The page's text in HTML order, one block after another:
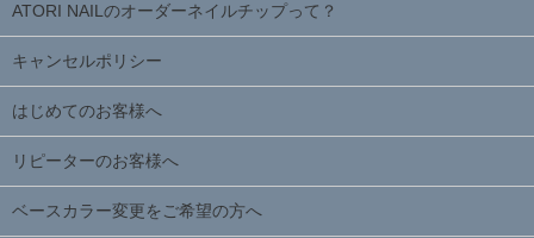
ATORI NAILのオーダーネイルチップって？
キャンセルポリシー
はじめてのお客様へ
リピーターのお客様へ
ベースカラー変更をご希望の方へ